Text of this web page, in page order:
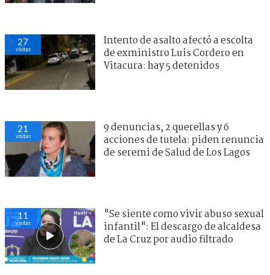
27
visitas
Intento de asalto afectó a escolta
de exministro Luis Cordero en
Vitacura: hay 5 detenidos
21
visitas
9 denuncias, 2 querellas y 6
acciones de tutela: piden renuncia
de seremi de Salud de Los Lagos
11
visitas
"Se siente como vivir abuso sexual
infantil": El descargo de alcaldesa
de La Cruz por audio filtrado